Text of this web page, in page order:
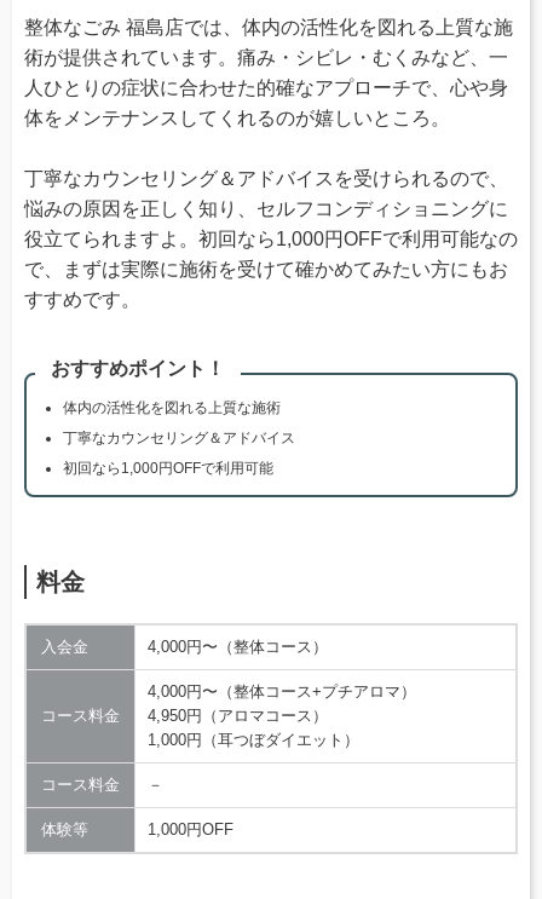
整体なごみ 福島店では、体内の活性化を図れる上質な施
術が提供されています。痛み・シビレ・むくみなど、一
人ひとりの症状に合わせた的確なアプローチで、心や身
体をメンテナンスしてくれるのが嬉しいところ。
丁寧なカウンセリング＆アドバイスを受けられるので、
悩みの原因を正しく知り、セルフコンディショニングに
役立てられますよ。初回なら1,000円OFFで利用可能なの
で、まずは実際に施術を受けて確かめてみたい方にもお
すすめです。
おすすめポイント！
体内の活性化を図れる上質な施術
丁寧なカウンセリング＆アドバイス
初回なら1,000円OFFで利用可能
料金
入会金 4,000円〜（整体コース）
コース料金
4,000円〜（整体コース+プチアロマ）
4,950円（アロマコース）
1,000円（耳つぼダイエット）
コース料金 －
体験等 1,000円OFF